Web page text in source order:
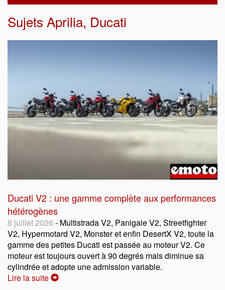
Sujets Aprilia, Ducati
Ducati V2 : une gamme complète aux performances
hétérogènes
8 juillet 2026 - Multistrada V2, Panigale V2, Streetfighter
V2, Hypermotard V2, Monster et enfin DesertX V2, toute la
gamme des petites Ducati est passée au moteur V2. Ce
moteur est toujours ouvert à 90 degrés mais diminue sa
cylindrée et adopte une admission variable.
Lire la suite